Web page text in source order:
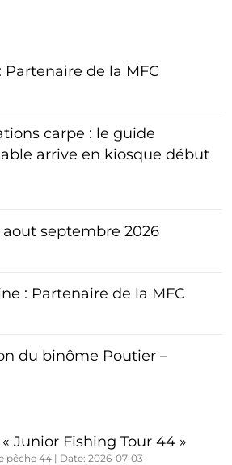
Partenaire de la MFC
carpe : le guide
arrive en kiosque début
aout septembre 2026
: Partenaire de la MFC
du binôme Poutier –
Junior Fishing Tour 44 »
pêche 44 Date: 2026-07-03